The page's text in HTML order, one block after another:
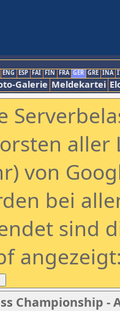
ENG ESP FAI FIN FRA GER GRE INA
Galerie Meldekartei
aller
von
bei
sind
Championship -